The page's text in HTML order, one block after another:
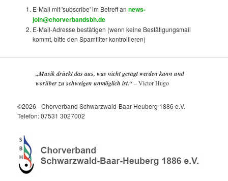
E-Mail mit 'subscribe' im Betreff annews-
join@chorverbandsbh.de
E-Mail-Adresse bestätigen (wenn keine Bestätigungsmail
kommt, bitte den Spamfilter kontrollieren)
„Musik drückt das aus, was nicht gesagt werden kann und
worüber zu schweigen unmöglich ist.“–Victor Hugo
©2026 - Chorverband Schwarzwald-Baar-Heuberg 1886 e.V.
Telefon: 07531 3027002